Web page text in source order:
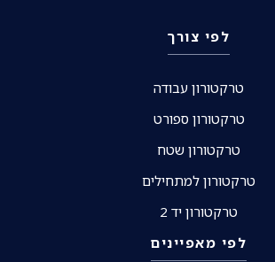
לפי צורך
טרקטורון עבודה
טרקטורון ספורט
טרקטורון שטח
טרקטורון למתחילים
טרקטורון יד 2
לפי מאפיינים